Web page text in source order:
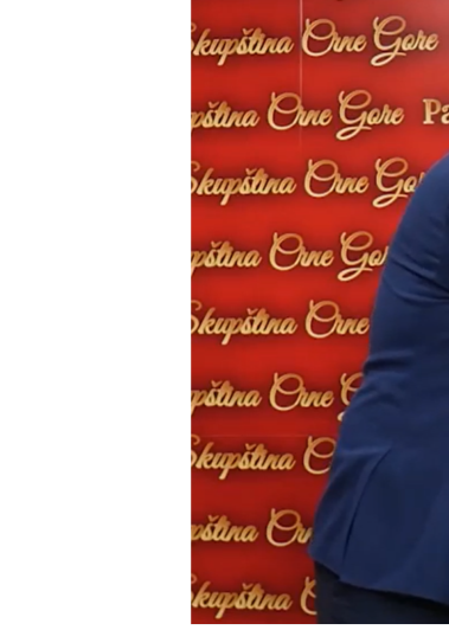
GENOCID U SREBRENICI
TRI DECENIJE OD RATA U BIH
NASTANAK I RASPAD JUGOSLAVIJE